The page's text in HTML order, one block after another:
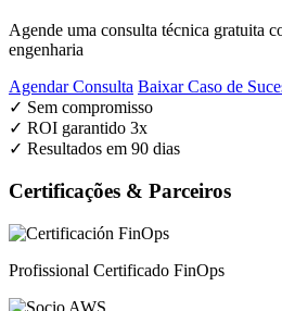
Agende uma consulta técnica gratuita
engenharia
Agendar Consulta Baixar Caso de
✓ Sem compromisso
✓ ROI garantido 3x
✓ Resultados em 90 dias
Certificações & Parceiros
Profissional Certificado FinOps